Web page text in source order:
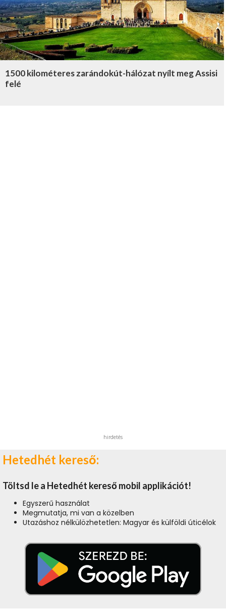
1500 kilométeres zarándokút-hálózat nyílt meg Assisi
felé
hirdetés
Hetedhét kereső:
Töltsd le a Hetedhét kereső mobil applikációt!
Egyszerű használat
Megmutatja, mi van a közelben
Utazáshoz nélkülözhetetlen: Magyar és külföldi úticélok